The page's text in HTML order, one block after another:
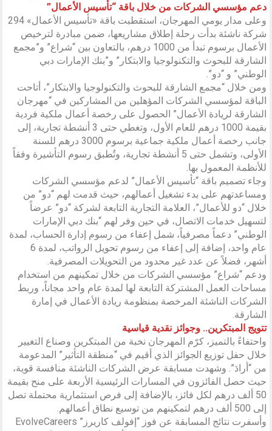
دعم مؤسسي الشركات من خلال باقة “تأسيس الأعمال”
وعلى مدار يومي المهرجان، استقطبت باقة «تأسيس الأعمال» 294
شركة ناشئة بدأت رحلة إطلاق مشاريعها، ضمن مبادرة لترخيص
الأعمال برسوم تبدأ من 1000 درهم، بالتعاون بين “شراع” و”مجمع
الشارقة للبحوث والتكنولوجيا والابتكار” و”بنك الإمارات دبي
الوطني” و “دو”.
ومن خلال “مجمع الشارقة للبحوث والتكنولوجيا والابتكار”، أتاحت
الباقة لمؤسسي الشركات المؤهلين من المشاركين في “مهرجان
الشارقة لريادة الأعمال” الحصول على رخصة أعمال ملكية فردية
بقيمة 1000 درهم للعام الأول، وتغطي حتى 3 أنشطة تجارية، إلى
جانب رخصة أعمال ملكية جماعية برسوم 3000 درهم للسنة
الأولى، وتشمل حتى 5 أنشطة تجارية، وتُطبق رسوم التأشيرة وفقاً
للأنظمة المعمول بها.
وجاء تصميم باقة “تأسيس الأعمال” لدعم مؤسسي الشركات
ومساعدتهم على بدء تشغيل أعمالهم، حيث قدمت لهم “دو” من
خلال “دو للأعمال”، العلامة التجارية التابعة لشركة “دو” عرضاً
لتسهيل خدمات الاتصال، في حين وفر لهم “بنك دبي الإمارات
الوطني” دعماً مصرفياً، شمل إعفاء من رسوم إدارة الحساب، لمدة
عام واحد، إضافة إلى إعفاء من رسوم تحويل الرواتب، لمدة 6
أشهر، فضلاً عن عدد غير محدود من التحويلات المصرفية.
ودعم “شراع” مؤسسي الشركات من خلال تمكينهم من استخدام
مساحات العمل المشتركة التابعة لها لمدة عام واحد مجاناً، وربط
الشركات الناشئة المرخصة بمنظومة ريادة الأعمال في إمارة
الشارقة.
تتويج المبتكرين.. وجوائز نقدية قياسية
واحتفاءً بالتميز، كرّم المهرجان نخبة من المبتكرين وصناع التغيير
خلال حفل توزيع الجوائز الذي أقيم في “منطقة التأثير” المدعومة
من “أرادَ”. وشهدت مسابقة عرض الشركات الناشئة منافسة قوية،
حيث حصل الفائزون في المسارات الرئيسية الأربعة على منح بقيمة
50 ألف درهم لكل فائز، بالإضافة إلى فرص استثمارية محتملة تصل
إلى 500 ألف درهم لتمكينهم من توسيع نطاق أعمالهم.
وأسفرت نتائج المسابقة عن فوز “إفولف كاريرز” EvolveCareers